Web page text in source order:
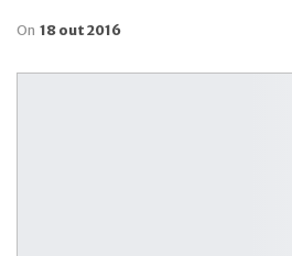
On 18 out 2016